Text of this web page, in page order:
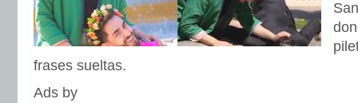
frases sueltas.
Ads by